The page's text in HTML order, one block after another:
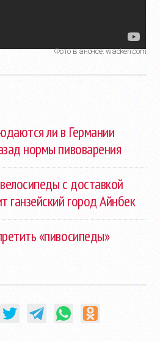
Фото в анонсе: wacken.com
ли в Германии
нормы пивоварения
с доставкой
ганзейский город Айнбек
«пивосипеды»